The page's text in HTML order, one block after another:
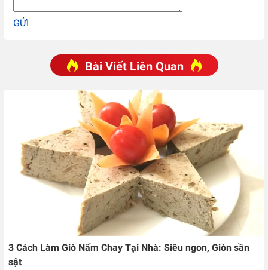
GỬI
Bài Viết Liên Quan
3 Cách Làm Giò Nấm Chay Tại Nhà: Siêu ngon, Giòn sần
sật